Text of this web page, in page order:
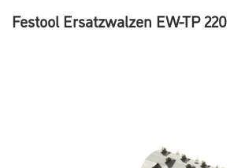
Festool Ersatzwalzen EW-TP 220